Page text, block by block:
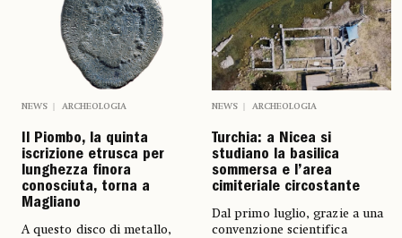
NEWS ARCHEOLOGIA
Il Piombo, la quinta
iscrizione etrusca per
lunghezza finora
conosciuta, torna a
Magliano
A questo disco di metallo,
NEWS ARCHEOLOGIA
Turchia: a Nicea si
studiano la basilica
sommersa e l’area
cimiteriale circostante
Dal primo luglio, grazie a una
convenzione scientifica